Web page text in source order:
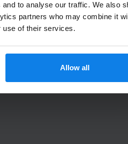
to analyse our traffic. We also
partners who may combine it
use of their services.
Allow all